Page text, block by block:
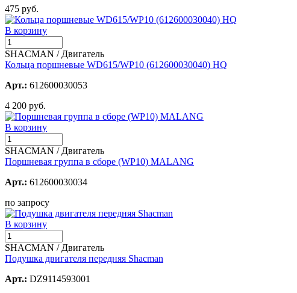
475 руб.
В корзину
SHACMAN / Двигатель
Кольца поршневые WD615/WP10 (612600030040) HQ
Арт.: 612600030053
4 200 руб.
В корзину
SHACMAN / Двигатель
Поршневая группа в сборе (WP10) MALANG
Арт.: 612600030034
по запросу
В корзину
SHACMAN / Двигатель
Подушка двигателя передняя Shacman
Арт.: DZ9114593001